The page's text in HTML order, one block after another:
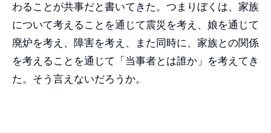
わることが共事だと書いてきた。つまりぼくは、家族
について考えることを通じて震災を考え、娘を通じて
廃炉を考え、障害を考え、また同時に、家族との関係
を考えることを通じて「当事者とは誰か」を考えてき
た。そう言えないだろうか。